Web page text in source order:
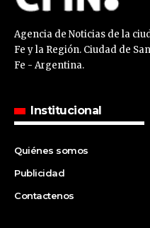
Agencia de Noticias de la
Fe y la Región. Ciudad de
Fe - Argentina.
Institucional
Quiénes somos
Publicidad
Contactenos